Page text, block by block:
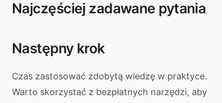
Najczęściej zadawane pytania
Następny krok
Czas zastosować zdobytą wiedzę w praktyce.
Warto skorzystać z bezpłatnych narzędzi, aby